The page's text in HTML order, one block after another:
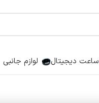
ساعت دیجیتال لوازم جانبی